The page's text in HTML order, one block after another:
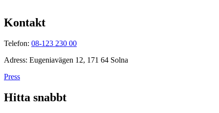
Kontakt
Telefon: 08-123 230 00
Adress: Eugeniavägen 12, 171 64 Solna
Press
Hitta snabbt